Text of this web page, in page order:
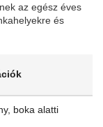
az egész éves
és
boka alatti